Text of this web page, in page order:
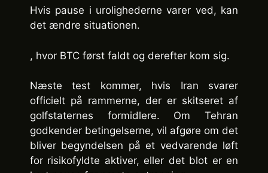
Hvis pause i urolighederne varer ved, kan
det ændre situationen.
, hvor BTC først faldt og derefter kom sig.
Næste test kommer, hvis Iran svarer
officielt på rammerne, der er skitseret af
golfstaternes formidlere. Om Tehran
godkender betingelserne, vil afgøre om det
bliver begyndelsen på et vedvarende løft
for risikofyldte aktiver, eller det blot er en